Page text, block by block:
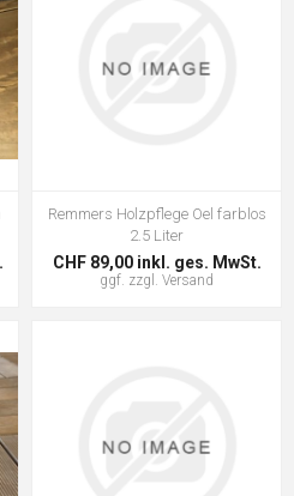
Remmers Holzpflege Oel farblos
2.5 Liter
CHF 89,00 inkl. ges. MwSt.
ggf. zzgl. Versand